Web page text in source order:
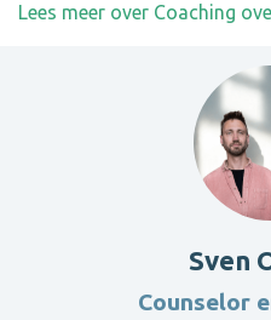
Lees meer over Coaching
Sven
Counselor